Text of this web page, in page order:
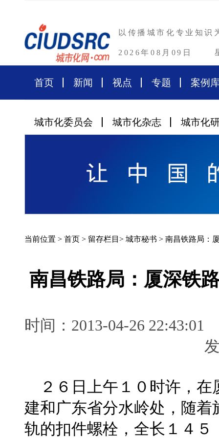
以传播城市化专业知识
2026年08月09日
首页 新闻 视点 专题 案例
城市化委员会 城市化杂志 城市化
当前位置 > 首页 > 留存栏目 > 城市秘书 > 南昌铁路局：
南昌铁路局：厦深铁
时间：2013-04-26
２６日上午１０时许，在
建和广东省分水岭处，随
轨的扣件螺栓，全长１４